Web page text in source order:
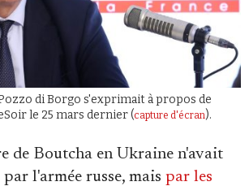
Se connecter
di Borgo s'exprimait à propos de
le 25 mars dernier (capture d'écran).
de Boutcha en Ukraine n'avait
l'armée russe, mais par les